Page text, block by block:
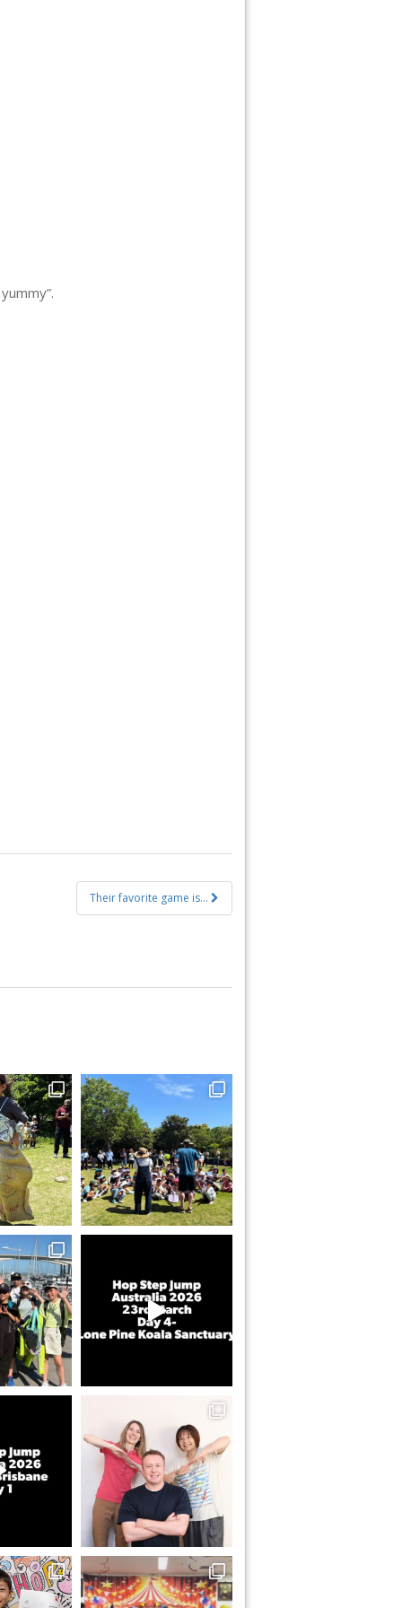
Their favorite game is…